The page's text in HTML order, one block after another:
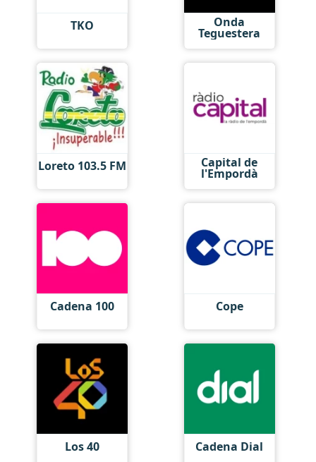
TKO Onda
Teguestera
Loreto 103.5 FM Capital de
l'Empordà
Cadena 100 Cope
Los 40 Cadena Dial